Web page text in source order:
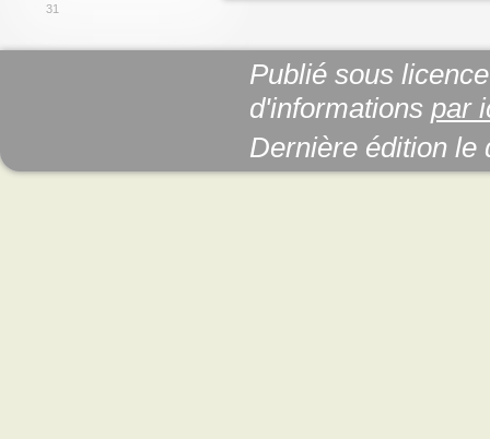
31
Publié sous
d'informations par
Dernière édition le